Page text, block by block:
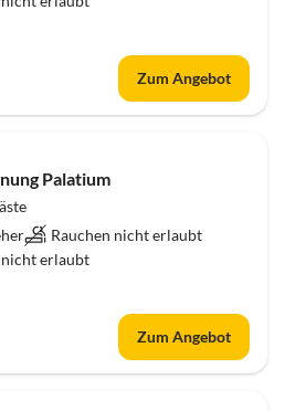
Zum Angebot
Palatium
Rauchen nicht erlaubt
erlaubt
Zum Angebot